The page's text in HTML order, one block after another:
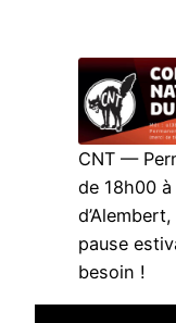
CNT —
de 18h00
pause
besoin !